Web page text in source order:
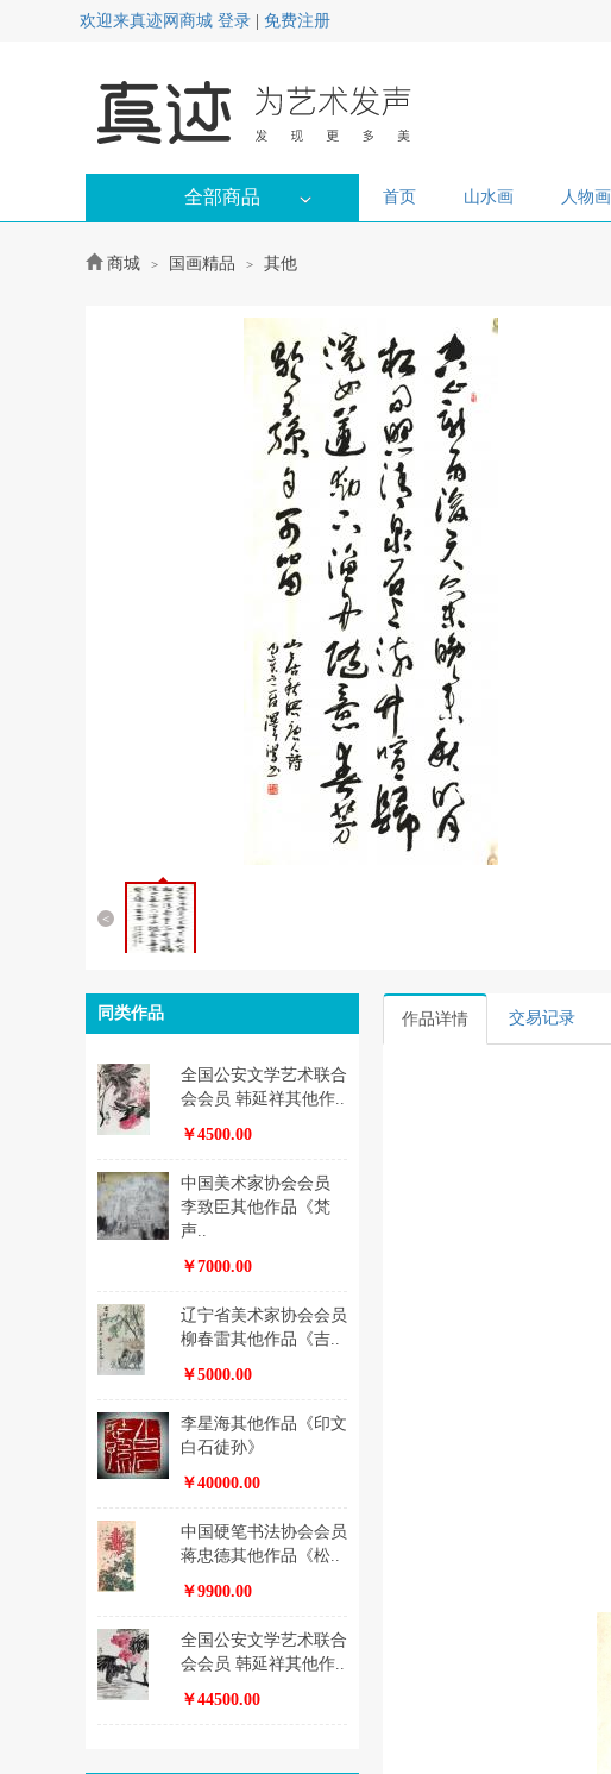
欢迎来真迹网商城 登录 免费注册
全部商品 首页 山水画 人物画
商城 > 国画精品 > 其他
<
同类作品
全国公安文学艺术联合
会会员 韩延祥其他作..
￥4500.00
中国美术家协会会员
李致臣其他作品《梵
声..
￥7000.00
辽宁省美术家协会会员
柳春雷其他作品《吉..
￥5000.00
李星海其他作品《印文
白石徒孙》
￥40000.00
中国硬笔书法协会会员
蒋忠德其他作品《松..
￥9900.00
全国公安文学艺术联合
会会员 韩延祥其他作..
￥44500.00
作品详情 交易记录